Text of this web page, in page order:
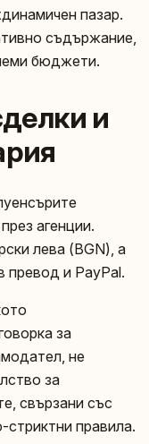
пазар.
съдържание,
бюджети.
и
агенции.
лева (BGN), а
превод и PayPal.
за
не
за
свързани със
стриктни правила.